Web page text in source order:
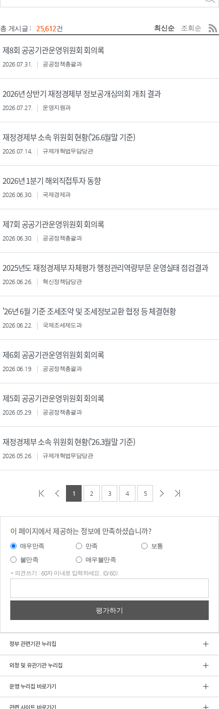
총 게시글 : 25,612건 최신순 조회순
제8회 공공기관운영위원회 회의록
2026.07.31. 공공정책총괄과
2026년 상반기 재정경제부 정보공개심의회 개최 결과
2026.07.27. 운영지원과
재정경제부 소속 위원회 현황('26.6월말 기준)
2026.07.14. 규제개혁법무담당관
2026년 1분기 해외직접투자 동향
2026.06.30. 국제경제과
제7회 공공기관운영위원회 회의록
2026.06.30. 공공정책총괄과
2025년도 재정경제부 자체평가 행정관리역량부문 운영실태 점검결과
2026.06.26. 혁신정책담당관
'26년 6월 기준 조세조약 및 조세정보교환 협정 등 체결현황
2026.06.22. 국제조세제도과
제6회 공공기관운영위원회 회의록
2026.06.19. 공공정책총괄과
제5회 공공기관운영위원회 회의록
2026.05.29. 공공정책총괄과
재정경제부 소속 위원회 현황('26.3월말 기준)
2026.05.26. 규제개혁법무담당관
1 2 3 4 5
이 페이지에서 제공하는 정보에 만족하셨습니까?
매우만족 만족
보통
불만족
매우불만족
* 의견쓰기 : 60자 이내로 입력하세요. (0/60)
정부 관련기관 누리집
외청 및 유관기관 누리집
운영 누리집 바로가기
관련 사이트 바로가기